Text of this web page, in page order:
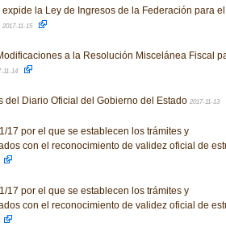
la Ley de Ingresos de la Federación para el
2017-11-15
a la Resolución Miscelánea Fiscal
11-14
del Diario Oficial del Gobierno del Estado 2017-11-13
17 por el que se establecen los trámites y
con el reconocimiento de validez oficial de
17 por el que se establecen los trámites y
con el reconocimiento de validez oficial de